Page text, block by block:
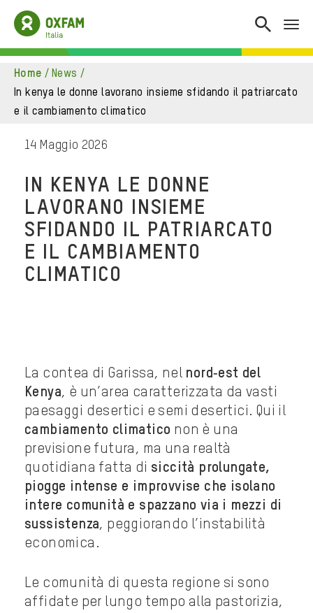
home / news /
in kenya le donne lavorano insieme sfidando il patriarcato
e il cambiamento climatico
14 Maggio 2026
IN KENYA LE DONNE
LAVORANO INSIEME
SFIDANDO IL PATRIARCATO
E IL CAMBIAMENTO
CLIMATICO
La contea di Garissa, nel nord‑est del
Kenya, è un’area caratterizzata da vasti
paesaggi desertici e semi desertici. Qui il
cambiamento climatico non è una
previsione futura, ma una realtà
quotidiana fatta di siccità prolungate,
piogge intense e improvvise che isolano
intere comunità e spazzano via i mezzi di
sussistenza, peggiorando l’instabilità
economica.
Le comunità di questa regione si sono
affidate per lungo tempo alla pastorizia,